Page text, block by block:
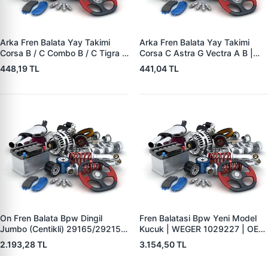
Arka Fren Balata Yay Takimi
Corsa B / C Combo B / C Tigra A
| YTT Y1727 | OEM 1605988
448,19 TL
Arka Fren Balata Yay Takimi
Corsa C Astra G Vectra A B |
YTT Y1726 | OEM 1605985
441,04 TL
On Fren Balata Bpw Dingil
Jumbo (Centikli) 29165/29215 |
WEGER 10041-2 | OEM
0509290050 0980102750
2.193,28 TL
Fren Balatasi Bpw Yeni Model
Kucuk | WEGER 1029227 | OEM
509290120 29227
3.154,50 TL